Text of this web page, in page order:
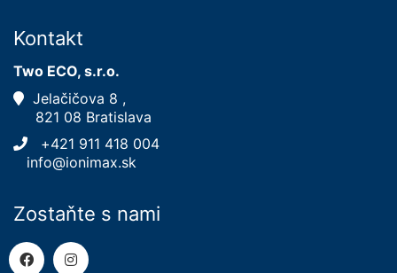
Kontakt
Two ECO, s.r.o.
Jelačičova 8 ,
821 08 Bratislava
+421 911 418 004
info@ionimax.sk
Zostaňte s nami